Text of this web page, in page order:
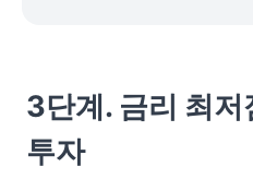
3단계. 금리 최저
투자